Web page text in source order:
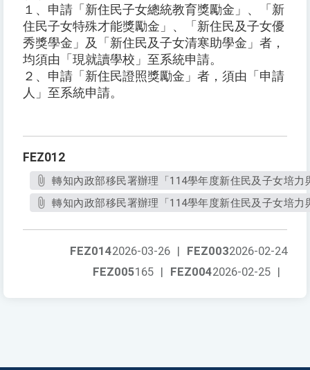
１、申請「新住民子女總統教育獎勵金」、「新
住民子女特殊才能獎勵金」、「新住民及子女優
秀獎學金」及「新住民及子女清寒助學金」者，
均須由「現就讀學校」至系統申請。
２、申請「新住民證照獎勵金」者，須由「申請
人」至系統申請。
FEZ012
轉知內政部移民署辦理「114學年度新住民及子女培
轉知內政部移民署辦理「114學年度新住民及子女培
FEZ0032026-02-24
FEZ0142026-03-26 |
FEZ0042026-02-25 |
FEZ005165 |